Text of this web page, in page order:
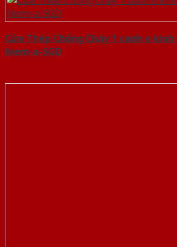
Cửa Thép Chống Cháy 1 canh o
hiem-a-SGD